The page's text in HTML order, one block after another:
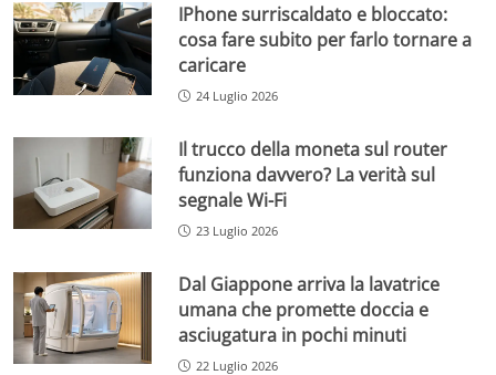
IPhone surriscaldato e bloccato:
cosa fare subito per farlo tornare a
caricare
24 Luglio 2026
Il trucco della moneta sul router
funziona davvero? La verità sul
segnale Wi-Fi
23 Luglio 2026
Dal Giappone arriva la lavatrice
umana che promette doccia e
asciugatura in pochi minuti
22 Luglio 2026